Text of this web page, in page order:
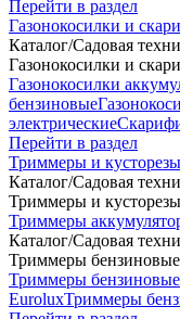
Перейти в раздел
Газонокосилки и
Каталог/Садовая
Газонокосилки и
Газонокосилки
бензиновые
электрические
Перейти в раздел
Триммеры и кусторезы
Каталог/Садовая
Триммеры и кусторезы
Триммеры
Каталог/Садовая
Триммеры бензиновые
Триммеры бензиновые
EuroluxТриммеры